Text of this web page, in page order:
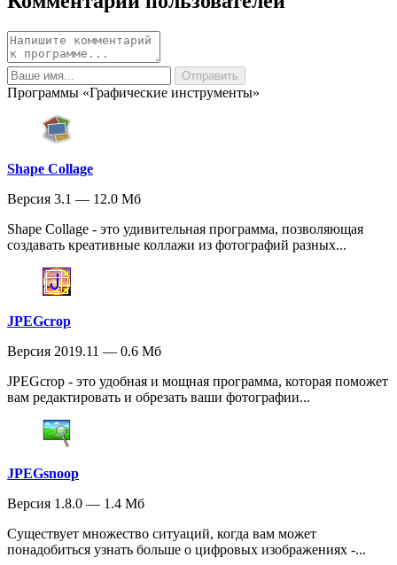
Программы «Графические инструменты»
Shape Collage
Версия 3.1 — 12.0 Мб
Shape Collage - это удивительная программа, позволяющая
создавать креативные коллажи из фотографий разных...
JPEGcrop
Версия 2019.11 — 0.6 Мб
JPEGcrop - это удобная и мощная программа, которая поможет
вам редактировать и обрезать ваши фотографии...
JPEGsnoop
Версия 1.8.0 — 1.4 Мб
Существует множество ситуаций, когда вам может
понадобиться узнать больше о цифровых изображениях -...